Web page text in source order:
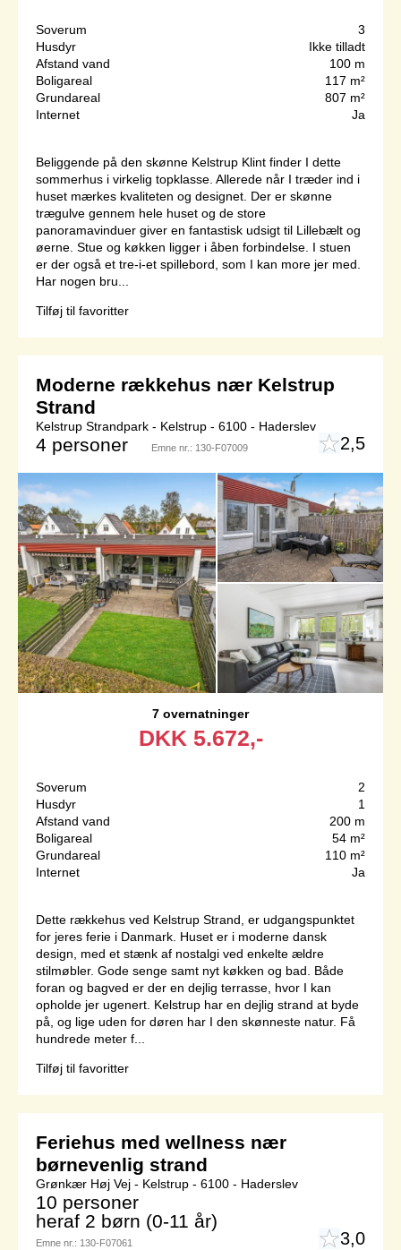
Soverum
3
Husdyr
Ikke tilladt
Afstand vand
100 m
Boligareal
117 m²
Grundareal
807 m²
Internet
Ja
Beliggende på den skønne Kelstrup Klint finder I dette
sommerhus i virkelig topklasse. Allerede når I træder ind i
huset mærkes kvaliteten og designet. Der er skønne
trægulve gennem hele huset og de store
panoramavinduer giver en fantastisk udsigt til Lillebælt og
øerne. Stue og køkken ligger i åben forbindelse. I stuen
er der også et tre-i-et spillebord, som I kan more jer med.
Har nogen bru...
Tilføj til favoritter
Moderne rækkehus nær Kelstrup
Strand
Kelstrup Strandpark - Kelstrup - 6100 - Haderslev
4 personer Emne nr.: 130-F07009 2,5
7 overnatninger
DKK 5.672,-
Soverum
2
Husdyr
1
Afstand vand
200 m
Boligareal
54 m²
Grundareal
110 m²
Internet
Ja
Dette rækkehus ved Kelstrup Strand, er udgangspunktet
for jeres ferie i Danmark. Huset er i moderne dansk
design, med et stænk af nostalgi ved enkelte ældre
stilmøbler. Gode senge samt nyt køkken og bad. Både
foran og bagved er der en dejlig terrasse, hvor I kan
opholde jer ugenert. Kelstrup har en dejlig strand at byde
på, og lige uden for døren har I den skønneste natur. Få
hundrede meter f...
Tilføj til favoritter
Feriehus med wellness nær
børnevenlig strand
Grønkær Høj Vej - Kelstrup - 6100 - Haderslev
10 personer
heraf 2 børn (0-11 år)
Emne nr.: 130-F07061 3,0